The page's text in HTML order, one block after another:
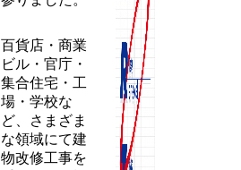
当社アルトセ
ンターは設立
以来一筋に
「Amenity・
Renewal・
Technology」